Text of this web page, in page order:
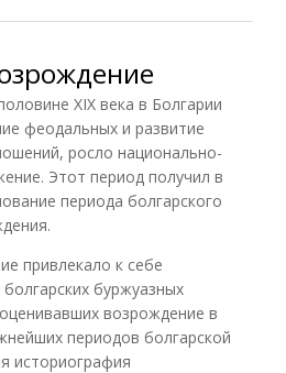
XIX века в Болгарии
феодальных и развитие
росло национально-
Этот период получил в
периода болгарского
привлекало к себе
буржуазных
возрождение в
периодов болгарской
историография